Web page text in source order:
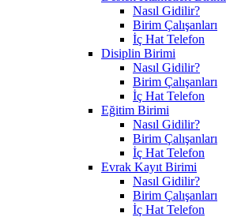
Nasıl Gidilir?
Birim Çalışanları
İç Hat Telefon
Disiplin Birimi
Nasıl Gidilir?
Birim Çalışanları
İç Hat Telefon
Eğitim Birimi
Nasıl Gidilir?
Birim Çalışanları
İç Hat Telefon
Evrak Kayıt Birimi
Nasıl Gidilir?
Birim Çalışanları
İç Hat Telefon